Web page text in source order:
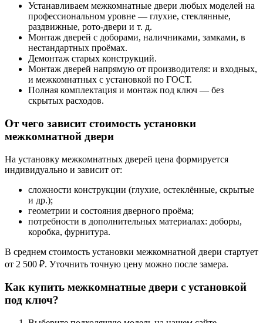
Устанавливаем межкомнатные двери любых моделей на
профессиональном уровне — глухие, стеклянные,
раздвижные, рото-двери и т. д.
Монтаж дверей с доборами, наличниками, замками, в
нестандартных проёмах.
Демонтаж старых конструкций.
Монтаж дверей напрямую от производителя: и входных,
и межкомнатных с установкой по ГОСТ.
Полная комплектация и монтаж под ключ — без
скрытых расходов.
От чего зависит стоимость установки
межкомнатной двери
На установку межкомнатных дверей цена формируется
индивидуально и зависит от:
сложности конструкции (глухие, остеклённые, скрытые
и др.);
геометрии и состояния дверного проёма;
потребности в дополнительных материалах: доборы,
коробка, фурнитура.
В среднем стоимость установки межкомнатной двери стартует
от 2 500 ₽. Уточнить точную цену можно после замера.
Как купить межкомнатные двери с установкой
под ключ?